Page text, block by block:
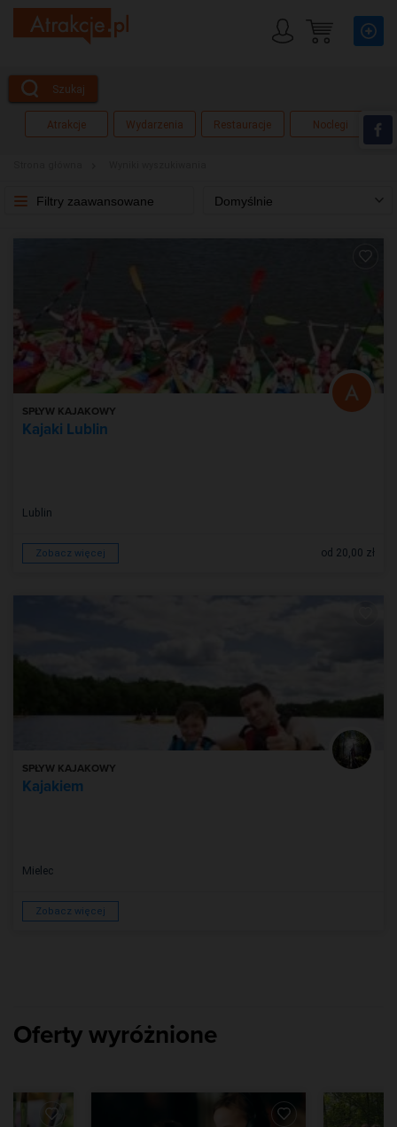
Szukaj
Atrakcje Wydarzenia Restauracje Noclegi
Filtry zaawansowane Domyślnie
SPŁYW KAJAKOWY
Kajaki Lublin
Lublin
Zobacz więcej od 20,00 zł
SPŁYW KAJAKOWY
Kajakiem
Mielec
Zobacz więcej
Oferty wyróżnione